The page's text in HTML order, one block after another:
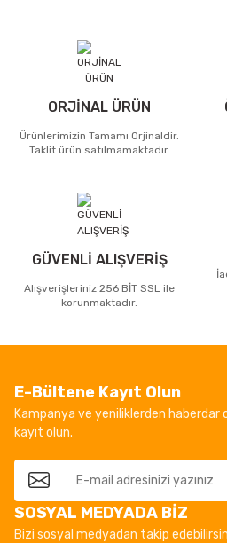
ORJİNAL ÜRÜN
Ürünlerimizin Tamamı Orjinaldir.
Taklit ürün satılmamaktadır.
GÜVENLİ ALIŞVERİŞ
Alışverişleriniz 256 BİT SSL ile
korunmaktadır.
E-Bültene Kayıt Olun
Kampanya ve yeniliklerden
kayıt olun.
SOSYAL MEDYADA BİZ
Bizi sosyal medyadan takip